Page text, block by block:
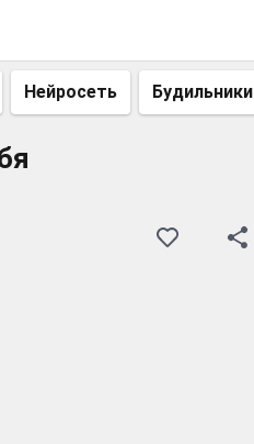
Нейросеть Будильники